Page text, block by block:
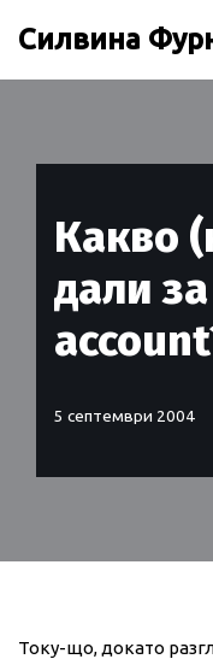
Силвина
Какво
дали
5 септември 2004
Току-що, докато